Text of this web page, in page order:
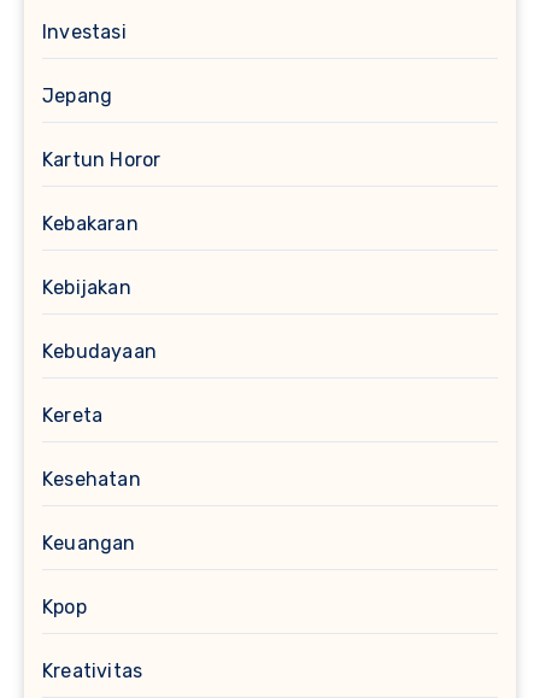
Investasi
Jepang
Kartun Horor
Kebakaran
Kebijakan
Kebudayaan
Kereta
Kesehatan
Keuangan
Kpop
Kreativitas